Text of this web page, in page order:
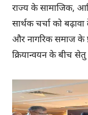
राज्य के सामाजिक,
सार्थक चर्चा को
और नागरिक समाज के
क्रियान्वयन के बीच सेतु